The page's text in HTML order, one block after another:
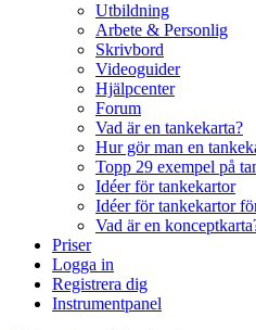
Utbildning
Arbete & Personlig
Skrivbord
Videoguider
Hjälpcenter
Forum
Vad är en tankekarta?
Hur gör man en
Topp 29 exempel på
Idéer för tankekartor
Idéer för tankekartor
Vad är en
Priser
Logga in
Registrera dig
Instrumentpanel